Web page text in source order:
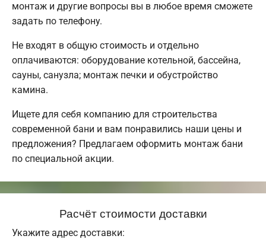
монтаж и другие вопросы вы в любое время сможете
задать по телефону.
Не входят в общую стоимость и отдельно
оплачиваются: оборудование котельной, бассейна,
сауны, санузла; монтаж печки и обустройство
камина.
Ищете для себя компанию для строительства
современной бани и вам понравились наши цены и
предложения? Предлагаем оформить монтаж бани
по специальной акции.
Расчёт стоимости доставки
Укажите адрес доставки: